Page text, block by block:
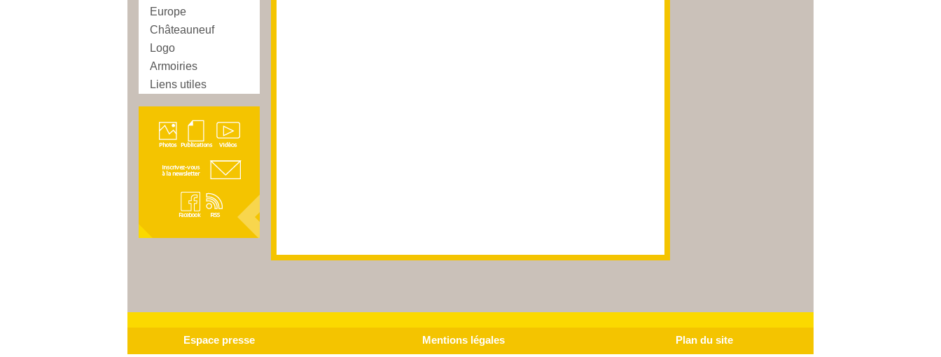
Europe
Châteauneuf
Logo
Armoiries
Liens utiles
Espace presse Mentions légales Plan du site